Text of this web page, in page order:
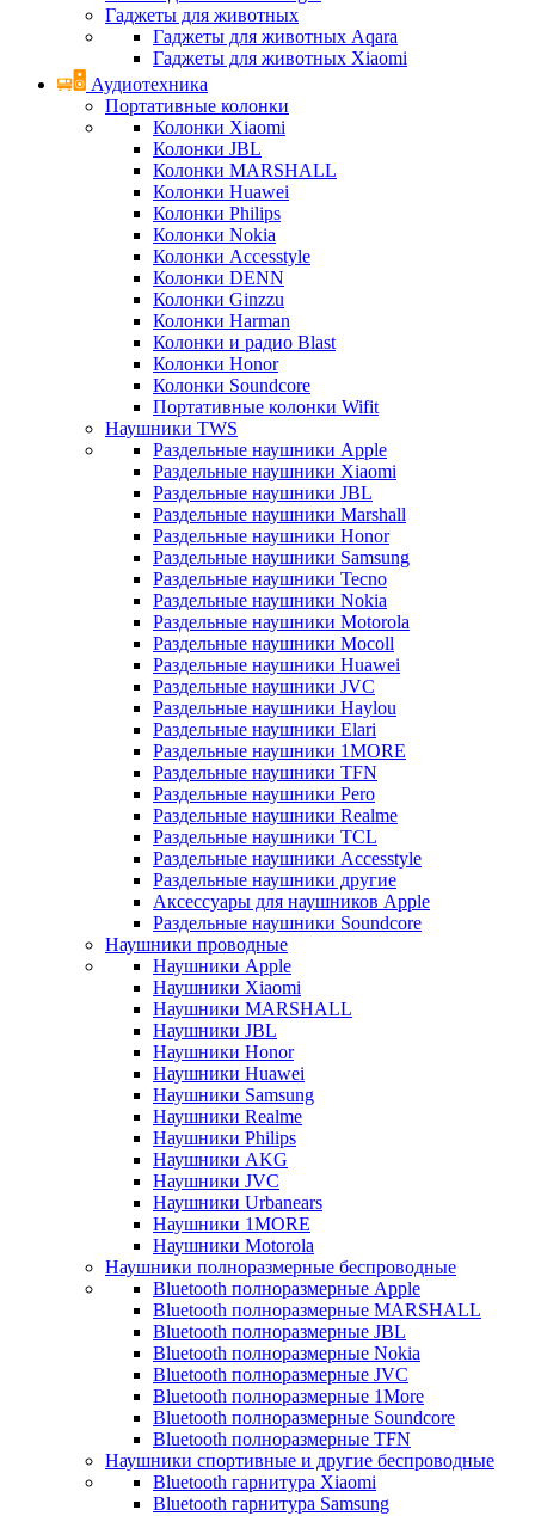
Гаджеты для животных
Гаджеты для животных Aqara
Гаджеты для животных Xiaomi
Аудиотехника
Портативные колонки
Колонки Xiaomi
Колонки JBL
Колонки MARSHALL
Колонки Huawei
Колонки Philips
Колонки Nokia
Колонки Accesstyle
Колонки DENN
Колонки Ginzzu
Колонки Harman
Колонки и радио Blast
Колонки Honor
Колонки Soundcore
Портативные колонки Wifit
Наушники TWS
Раздельные наушники Apple
Раздельные наушники Xiaomi
Раздельные наушники JBL
Раздельные наушники Marshall
Раздельные наушники Honor
Раздельные наушники Samsung
Раздельные наушники Tecno
Раздельные наушники Nokia
Раздельные наушники Motorola
Раздельные наушники Mocoll
Раздельные наушники Huawei
Раздельные наушники JVC
Раздельные наушники Haylou
Раздельные наушники Elari
Раздельные наушники 1MORE
Раздельные наушники TFN
Раздельные наушники Pero
Раздельные наушники Realme
Раздельные наушники TCL
Раздельные наушники Accesstyle
Раздельные наушники другие
Аксессуары для наушников Apple
Раздельные наушники Soundcore
Наушники проводные
Наушники Apple
Наушники Xiaomi
Наушники MARSHALL
Наушники JBL
Наушники Honor
Наушники Huawei
Наушники Samsung
Наушники Realme
Наушники Philips
Наушники AKG
Наушники JVC
Наушники Urbanears
Наушники 1MORE
Наушники Motorola
Наушники полноразмерные беспроводные
Bluetooth полноразмерные Apple
Bluetooth полноразмерные MARSHALL
Bluetooth полноразмерные JBL
Bluetooth полноразмерные Nokia
Bluetooth полноразмерные JVC
Bluetooth полноразмерные 1More
Bluetooth полноразмерные Soundcore
Bluetooth полноразмерные TFN
Наушники спортивные и другие беспроводные
Bluetooth гарнитура Xiaomi
Bluetooth гарнитура Samsung